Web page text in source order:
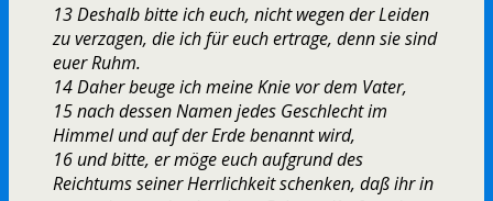
13 Deshalb bitte ich euch, nicht wegen der Leiden
zu verzagen, die ich für euch ertrage, denn sie sind
euer Ruhm.
14 Daher beuge ich meine Knie vor dem Vater,
15 nach dessen Namen jedes Geschlecht im
Himmel und auf der Erde benannt wird,
16 und bitte, er möge euch aufgrund des
Reichtums seiner Herrlichkeit schenken, daß ihr in